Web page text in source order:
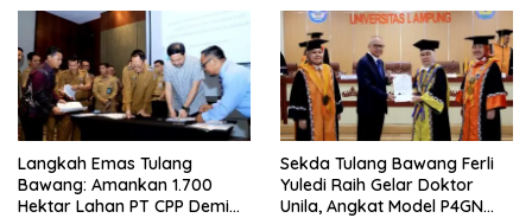
Langkah Emas Tulang
Bawang: Amankan 1.700
Hektar Lahan PT CPP Demi
Sekda Tulang Bawang Ferli
Yuledi Raih Gelar Doktor
Unila, Angkat Model P4GN